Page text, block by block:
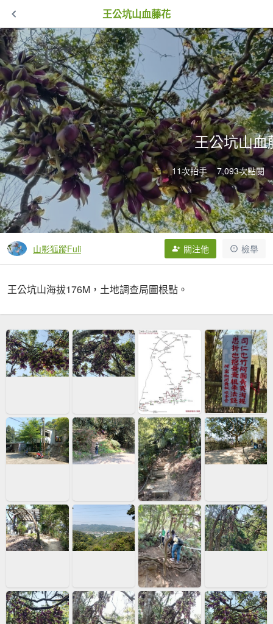
王公坑山血藤花
王公坑山血
11次拍手 7,093次點閱
山影狐蹤Fuli 關注他 檢舉
王公坑山海拔176M，土地調查局圖根點。